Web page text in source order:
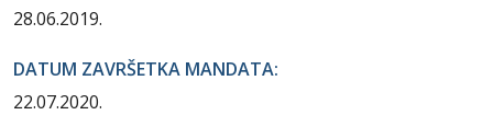
28.06.2019.
DATUM ZAVRŠETKA MANDATA:
22.07.2020.